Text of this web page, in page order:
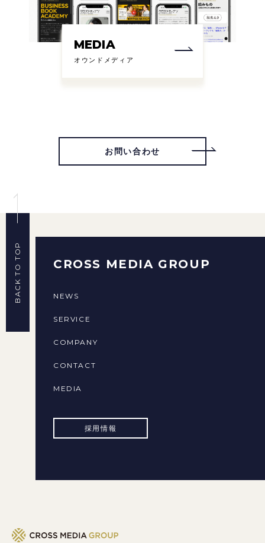
MEDIA
オウンドメディア
お問い合わせ
BACK TO TOP CROSS MEDIA GROUP
NEWS
SERVICE
COMPANY
CONTACT
MEDIA
採用情報